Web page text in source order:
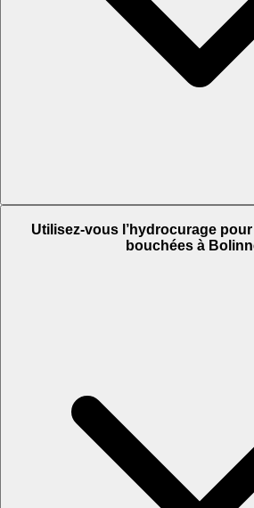
Utilisez-vous l’hydrocurage
bouchées à